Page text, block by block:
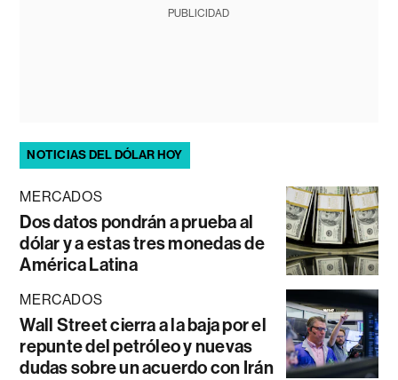
PUBLICIDAD
NOTICIAS DEL DÓLAR HOY
MERCADOS
Dos datos pondrán a prueba al
dólar y a estas tres monedas de
América Latina
MERCADOS
Wall Street cierra a la baja por el
repunte del petróleo y nuevas
dudas sobre un acuerdo con Irán